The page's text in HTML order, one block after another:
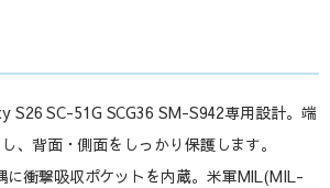
S26 SC-51G SCG36 SM-S942専用設計。端
、背面・側面をしっかり保護します。
に衝撃吸収ポケットを内蔵。米軍MIL(MIL-